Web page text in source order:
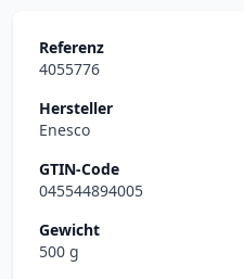
Referenz
4055776
Hersteller
Enesco
GTIN-Code
045544894005
Gewicht
500 g